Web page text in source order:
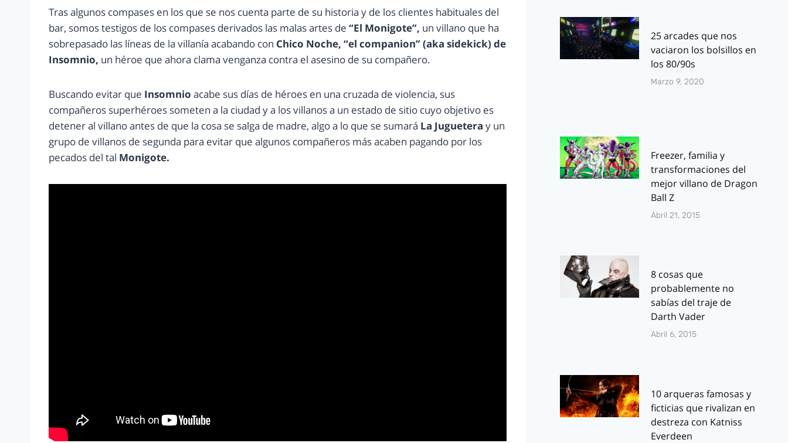
Tras algunos compases en los que se nos cuenta parte de su historia y de los clientes habituales del
bar, somos testigos de los compases derivados las malas artes de “El Monigote”, un villano que ha
sobrepasado las líneas de la villanía acabando con Chico Noche, “el companion” (aka sidekick) de
Insomnio, un héroe que ahora clama venganza contra el asesino de su compañero.
Buscando evitar que Insomnio acabe sus días de héroes en una cruzada de violencia, sus
compañeros superhéroes someten a la ciudad y a los villanos a un estado de sitio cuyo objetivo es
detener al villano antes de que la cosa se salga de madre, algo a lo que se sumará La Juguetera y un
grupo de villanos de segunda para evitar que algunos compañeros más acaben pagando por los
pecados del tal Monigote.
25 arcades que nos
vaciaron los bolsillos en
los 80/90s
Marzo 9, 2020
Freezer, familia y
transformaciones del
mejor villano de Dragon
Ball Z
Abril 21, 2015
8 cosas que
probablemente no
sabías del traje de
Darth Vader
Abril 6, 2015
10 arqueras famosas y
ficticias que rivalizan en
destreza con Katniss
Everdeen